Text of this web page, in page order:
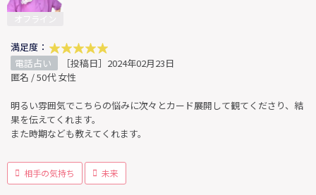
満足度：
電話占い
［投稿日］2024年02月23日
匿名 / 50代 女性
明るい雰囲気でこちらの悩みに次々とカード展開して観てくださり、結
果を伝えてくれます。
また時期なども教えてくれます。
相手の気持ち 未来